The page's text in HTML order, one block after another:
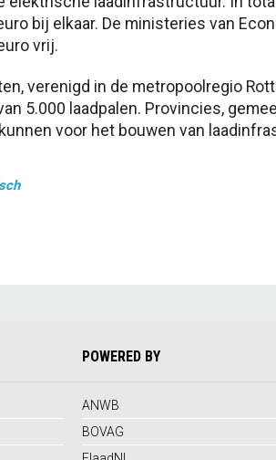
bij elkaar. De ministeries van
vrij.
verenigd in de metropoolregio
5.000 laadpalen. Provincies,
voor het bouwen van
POWERED BY
ANWB
BOVAG